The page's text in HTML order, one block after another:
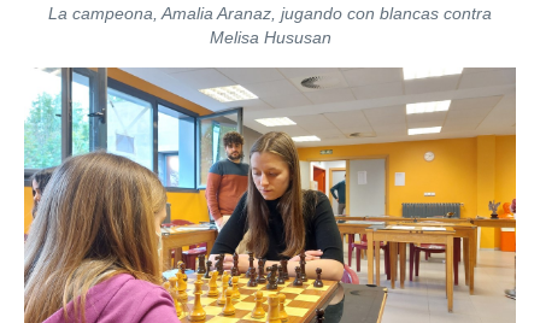
La campeona, Amalia Aranaz, jugando con blancas contra
Melisa Hususan